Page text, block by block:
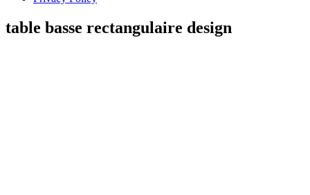
table basse rectangulaire design